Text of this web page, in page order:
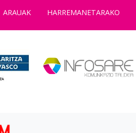
ARAUAK HARREMANETARAKO